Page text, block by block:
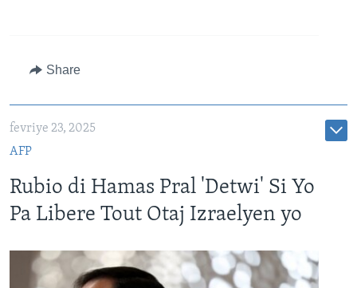
Share
fevriye 23, 2025
AFP
Rubio di Hamas Pral 'Detwi' Si Yo
Pa Libere Tout Otaj Izraelyen yo